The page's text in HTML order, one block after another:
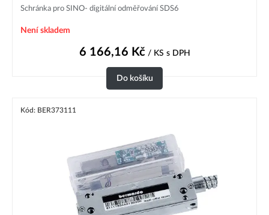
Schránka pro SINO- digitální odměřování SDS6
Není skladem
6 166,16 Kč/ KS s DPH
Do košíku
Kód: BER373111